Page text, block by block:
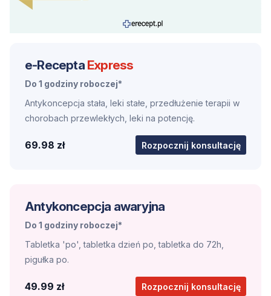
e-Recepta Express
Do 1 godziny roboczej*
Antykoncepcja stała, leki stałe, przedłużenie terapii w
chorobach przewlekłych, leki na potencję.
69.98 zł Rozpocznij konsultację
Antykoncepcja awaryjna
Do 1 godziny roboczej*
Tabletka 'po', tabletka dzień po, tabletka do 72h,
pigułka po.
49.99 zł Rozpocznij konsultację